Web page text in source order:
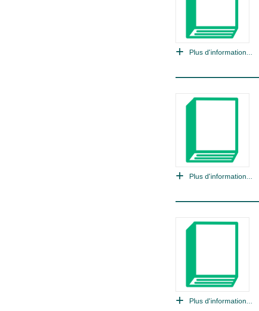
Plus d'information...
Plus d'information...
Plus d'information...